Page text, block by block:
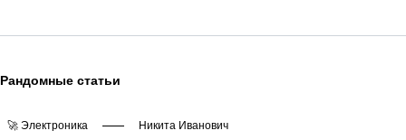
Рандомные статьи
🚀 Электроника Никита Иванович